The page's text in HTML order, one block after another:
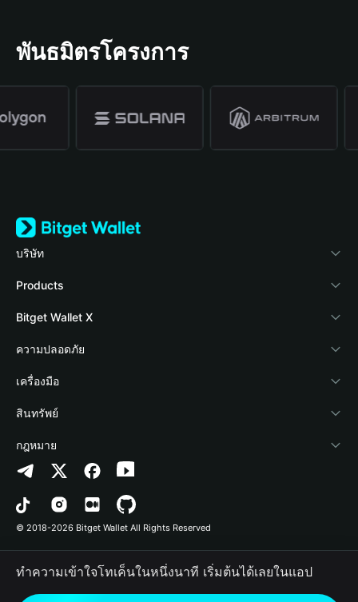
พันธมิตรโครงการ
บริษัท
เกี่ยวกับ Bitget Wallet
Blog
Academy
ข่าวสารด้านคริปโต
ศูนย์ช่วยเหลือ
ติดต่อเรา
ทรัพยากรข้อมูลของแบรนด์
อาชีพ
Products
Crypto Card
Stablecoin Earn
Payfi Crypto
Crypto Swap API
Altcoin Season Index
Prediction Markets
DApp
RWA
Bitget Wallet X
นักพัฒนา
เชื่อมต่อ Wallet
Bitget Wallet Pay
ลิสต์โปรเจกต์
ความปลอดภัย
Protection Fund
เทคโนโลยีความปลอดภัย
เครื่องมือ
ซื้อคริปโต
การตรวจจับการอนุญาต
การตรวจจับสัญญา
การโอนเป็นชุด
สินทรัพย์
Arbitrum
Avalanche
Bitcoin
Polygon
กฎหมาย
นโยบายความเป็นส่วนตัว
ข้อตกลงในการใช้บริการ
© 2018-2026 Bitget Wallet All Rights Reserved
ทำความเข้าใจโทเค็นในหนึ่งนาที เริ่มต้นได้เลยในแอป